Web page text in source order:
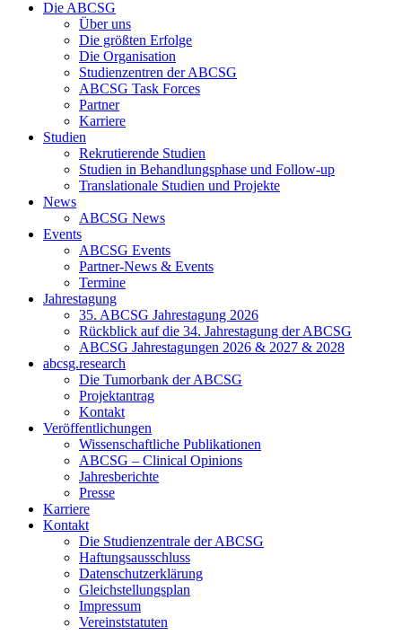
Die ABCSG
Über uns
Die größten Erfolge
Die Organisation
Studienzentren der ABCSG
ABCSG Task Forces
Partner
Karriere
Studien
Rekrutierende Studien
Studien in Behandlungsphase und Follow-up
Translationale Studien und Projekte
News
ABCSG News
Events
ABCSG Events
Partner-News & Events
Termine
Jahrestagung
35. ABCSG Jahrestagung 2026
Rückblick auf die 34. Jahrestagung der ABCSG
ABCSG Jahrestagungen 2026 & 2027 & 2028
abcsg.research
Die Tumorbank der ABCSG
Projektantrag
Kontakt
Veröffentlichungen
Wissenschaftliche Publikationen
ABCSG – Clinical Opinions
Jahresberichte
Presse
Karriere
Kontakt
Die Studienzentrale der ABCSG
Haftungsausschluss
Datenschutzerklärung
Gleichstellungsplan
Impressum
Vereinststatuten